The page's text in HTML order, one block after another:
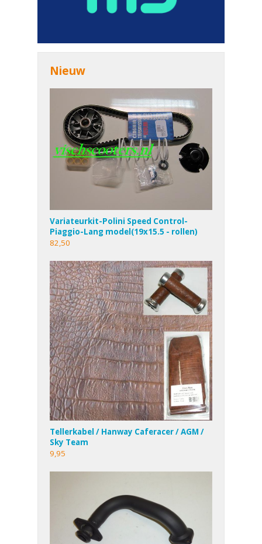
Nieuw
Variateurkit-Polini Speed Control-
Piaggio-Lang model(19x15.5 - rollen)
82,50
Tellerkabel / Hanway Caferacer / AGM /
Sky Team
9,95